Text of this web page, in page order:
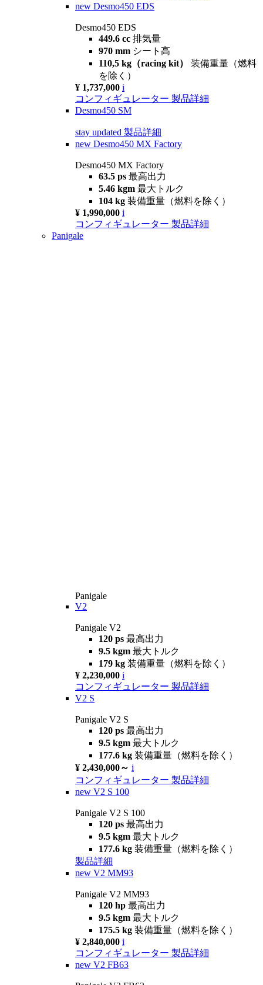
new Desmo450 EDS
Desmo450 EDS
449.6 cc 排気量
970 mm シート高
110,5 kg（racing kit） 装備重量（燃料
を除く）
¥ 1,737,000 i
コンフィギュレーター 製品詳細
Desmo450 SM
stay updated 製品詳細
new Desmo450 MX Factory
Desmo450 MX Factory
63.5 ps 最高出力
5.46 kgm 最大トルク
104 kg 装備重量（燃料を除く）
¥ 1,990,000 i
コンフィギュレーター 製品詳細
Panigale
Panigale
V2
Panigale V2
120 ps 最高出力
9.5 kgm 最大トルク
179 kg 装備重量（燃料を除く）
¥ 2,230,000 i
コンフィギュレーター 製品詳細
V2 S
Panigale V2 S
120 ps 最高出力
9.5 kgm 最大トルク
177.6 kg 装備重量（燃料を除く）
¥ 2,430,000～ i
コンフィギュレーター 製品詳細
new V2 S 100
Panigale V2 S 100
120 ps 最高出力
9.5 kgm 最大トルク
177.6 kg 装備重量（燃料を除く）
製品詳細
new V2 MM93
Panigale V2 MM93
120 hp 最高出力
9.5 kgm 最大トルク
175.5 kg 装備重量（燃料を除く）
¥ 2,840,000 i
コンフィギュレーター 製品詳細
new V2 FB63